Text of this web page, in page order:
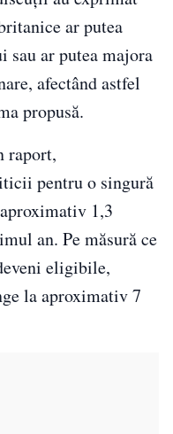
ar putea
ar putea majora
afectând astfel
propusă.
raport,
pentru o singură
1,3
an. Pe măsură ce
eligibile,
la aproximativ 7